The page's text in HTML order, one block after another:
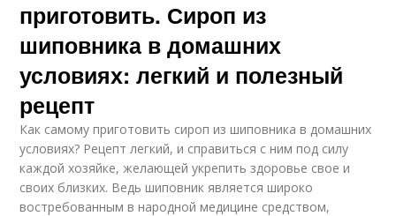
приготовить. Сироп из
шиповника в домашних
условиях: легкий и полезный
рецепт
Как самому приготовить сироп из шиповника в домашних
условиях? Рецепт легкий, и справиться с ним под силу
каждой хозяйке, желающей укрепить здоровье свое и
своих близких. Ведь шиповник является широко
востребованным в народной медицине средством,